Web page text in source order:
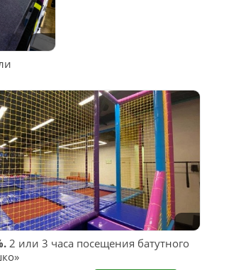
2 или 3 часа посещения батутного